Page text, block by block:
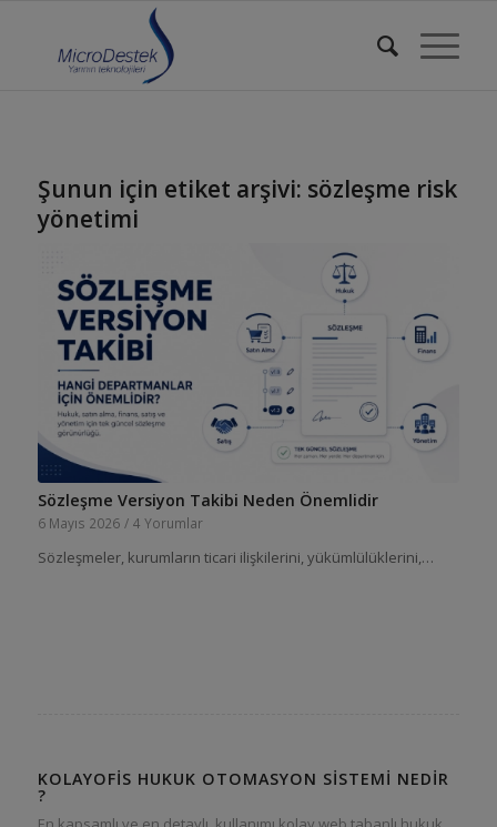
Şunun için etiket arşivi: sözleşme risk
yönetimi
Sözleşme Versiyon Takibi Neden Önemlidir
6 Mayıs 2026 / 4 Yorumlar
Sözleşmeler, kurumların ticari ilişkilerini, yükümlülüklerini,…
KOLAYOFIS HUKUK OTOMASYON SISTEMI NEDIR
?